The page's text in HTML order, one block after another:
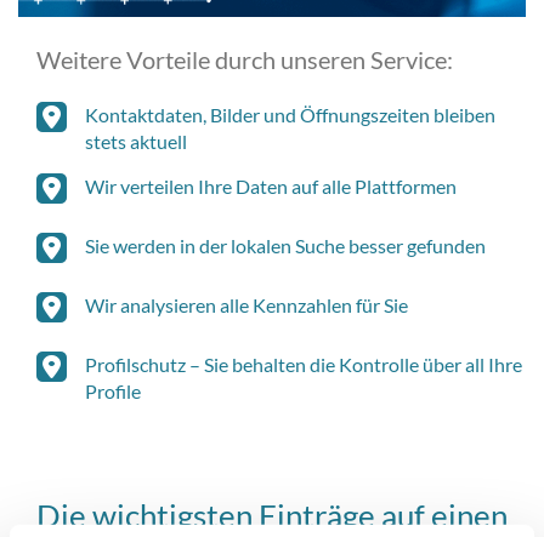
Weitere Vorteile durch unseren Service:
Kontaktdaten, Bilder und Öffnungszeiten bleiben
stets aktuell
Wir verteilen Ihre Daten auf alle Plattformen
Sie werden in der lokalen Suche besser gefunden
Wir analysieren alle Kennzahlen für Sie
Profilschutz – Sie behalten die Kontrolle über all Ihre
Profile
Die wichtigsten Einträge auf einen